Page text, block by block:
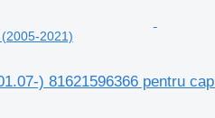
2021)
) 81621596366 pentru